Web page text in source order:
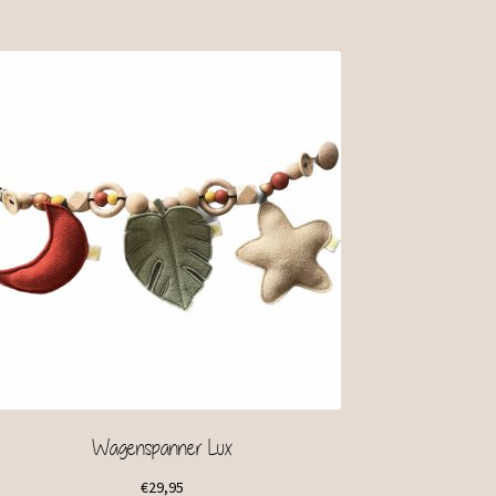
Wagenspanner Lux
€29,95